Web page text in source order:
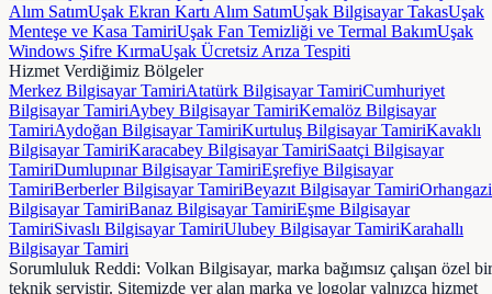
Alım SatımUşak Ekran Kartı Alım SatımUşak Bilgisayar TakasUşak
Menteşe ve Kasa TamiriUşak Fan Temizliği ve Termal BakımUşak
Windows Şifre KırmaUşak Ücretsiz Arıza Tespiti
Hizmet Verdiğimiz Bölgeler
Merkez Bilgisayar TamiriAtatürk Bilgisayar TamiriCumhuriyet
Bilgisayar TamiriAybey Bilgisayar TamiriKemalöz Bilgisayar
TamiriAydoğan Bilgisayar TamiriKurtuluş Bilgisayar TamiriKavaklı
Bilgisayar TamiriKaracabey Bilgisayar TamiriSaatçi Bilgisayar
TamiriDumlupınarBilgisayar TamiriEşrefiye Bilgisayar
TamiriBerberlerBilgisayar TamiriBeyazıt Bilgisayar TamiriOrhangazi
Bilgisayar TamiriBanaz Bilgisayar TamiriEşme Bilgisayar
TamiriSivaslı Bilgisayar TamiriUlubey Bilgisayar TamiriKarahallı
Bilgisayar Tamiri
Sorumluluk Reddi: Volkan Bilgisayar, marka bağımsız çalışan özel bir
teknik servistir. Sitemizde yer alan marka ve logolar yalnızca hizmet